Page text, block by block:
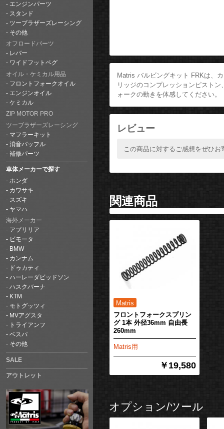
エンジンパーツ
スタンド
ツーブラザーズレーシング
その他
オフロードパーツ
レバー
ワイドフットペグ
オイル・ケミカル用品
フロントフォークオイル
エンジンオイル
ケミカル
ZIP MOTOR PRO
ツーブラザーズレーシング
マフラーキット
消音バッフル
補修パーツ
車体メーカーで探す
ホンダ
カワサキ
スズキ
ヤマハ
海外メーカー
アプリリア
ビモータ
BMW
カンナム
ドゥカティ
ハーレーダビッドソン
ハスクバーナ
KTM
モトグッツィ
MVアグスタ
トライアンフ
ベスパ
その他
SALE
アウトレット
Matris バルビングキット FRKは、
リッジのコンプレッションピスト
ォークの動きを体感してください。
レビュー
この商品に対するご感想をぜひお
関連商品
フロントフォークスプリン
グ 1本 外径36mm 自由長
260mm
Matris用
￥19,580
オプション/ツール